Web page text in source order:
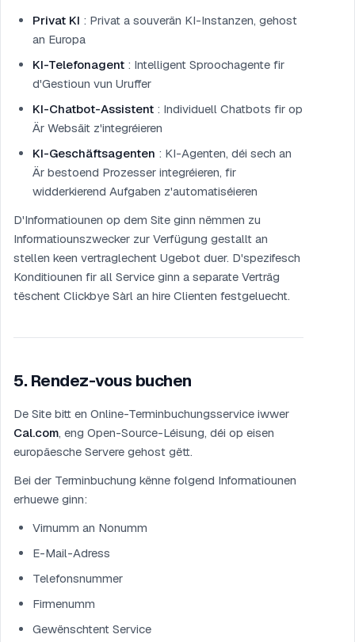
Privat KI : Privat a souverän KI-Instanzen, gehost
an Europa
KI-Telefonagent : Intelligent Sproochagente fir
d'Gestioun vun Uruffer
KI-Chatbot-Assistent : Individuell Chatbots fir op
Är Websäit z'integréieren
KI-Geschäftsagenten : KI-Agenten, déi sech an
Är bestoend Prozesser integréieren, fir
widderkierend Aufgaben z'automatiséieren
D'Informatiounen op dem Site ginn nëmmen zu
Informatiounszwecker zur Verfügung gestallt an
stellen keen vertraglechent Ugebot duer. D'spezifesch
Konditiounen fir all Service ginn a separate Verträg
tëschent Clickbye Sàrl an hire Clienten festgeluecht.
5. Rendez-vous buchen
De Site bitt en Online-Terminbuchungsservice iwwer
Cal.com, eng Open-Source-Léisung, déi op eisen
europäesche Servere gehost gëtt.
Bei der Terminbuchung kënne folgend Informatiounen
erhuewe ginn:
Virnumm an Nonumm
E-Mail-Adress
Telefonsnummer
Firmenumm
Gewënschtent Service